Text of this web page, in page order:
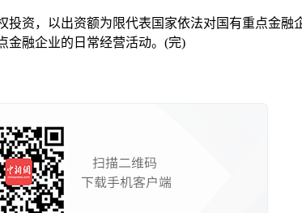
，以出资额为限代表国家依法对国有重点金融
金融企业的日常经营活动。(完)